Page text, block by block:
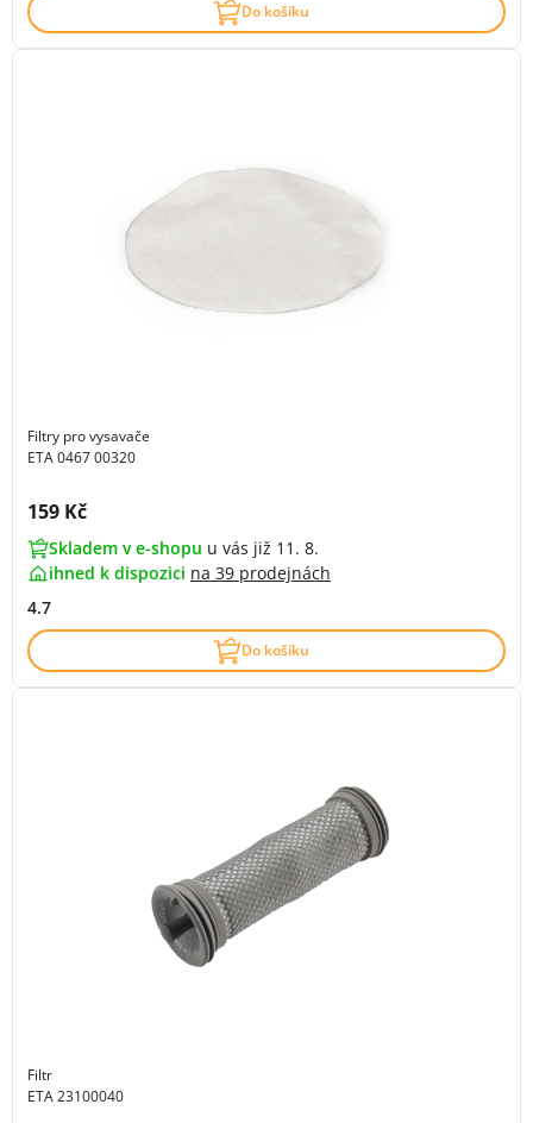
Do košíku
Filtry pro vysavače
ETA 0467 00320
Cena s DPH:
159 Kč
Skladem v e-shopu u vás již 11. 8.
ihned k dispozici na 39 prodejnách
4.7
Do košíku
Filtr
ETA 23100040